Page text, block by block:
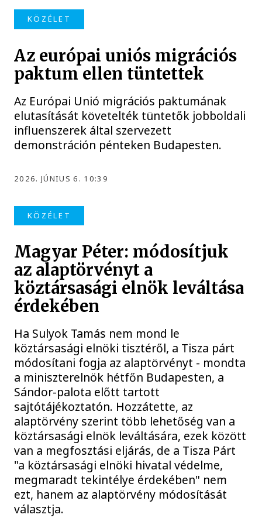
KÖZÉLET
Az európai uniós migrációs
paktum ellen tüntettek
Az Európai Unió migrációs paktumának
elutasítását követelték tüntetők jobboldali
influenszerek által szervezett
demonstráción pénteken Budapesten.
2026. JÚNIUS 6. 10:39
KÖZÉLET
Magyar Péter: módosítjuk
az alaptörvényt a
köztársasági elnök leváltása
érdekében
Ha Sulyok Tamás nem mond le
köztársasági elnöki tisztéről, a Tisza párt
módosítani fogja az alaptörvényt - mondta
a miniszterelnök hétfőn Budapesten, a
Sándor-palota előtt tartott
sajtótájékoztatón. Hozzátette, az
alaptörvény szerint több lehetőség van a
köztársasági elnök leváltására, ezek között
van a megfosztási eljárás, de a Tisza Párt
"a köztársasági elnöki hivatal védelme,
megmaradt tekintélye érdekében" nem
ezt, hanem az alaptörvény módosítását
választja.